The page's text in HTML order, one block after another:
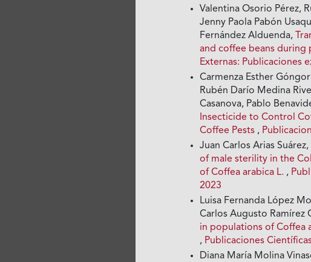
Valentina Osorio Pérez,
Jenny Paola Pabón
Fernández Alduenda,
and coffee beans
Externas: Publicaciones
Carmenza Esther
Rubén Darío Medina
Casanova, Pablo
Insecticide to Control
Coffee Pests ,
Juan Carlos Arias
of male sterility in the
of Coffea arabica L. ,
2023
Luisa Fernanda López
Carlos Augusto Ramírez
in populations of Coffea
, Publicaciones
Diana María Molina